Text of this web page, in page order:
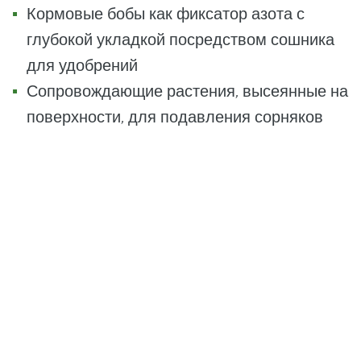
Кормовые бобы как фиксатор азота с
глубокой укладкой посредством сошника
для удобрений
Сопровождающие растения, высеянные на
поверхности, для подавления сорняков